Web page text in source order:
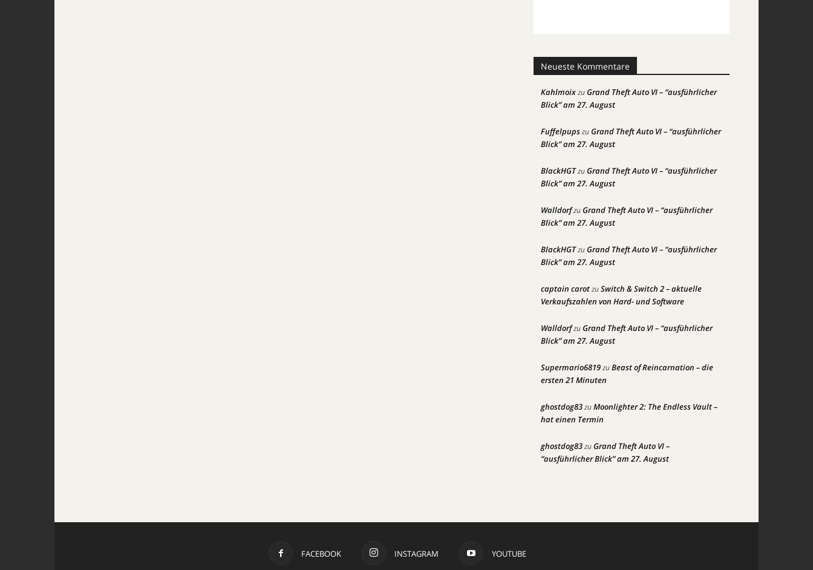
Neueste Kommentare
KahlmoixzuGrand Theft Auto VI – “ausführlicher
Blick” am 27. August
FuffelpupszuGrand Theft Auto VI – “ausführlicher
Blick” am 27. August
BlackHGTzuGrand Theft Auto VI – “ausführlicher
Blick” am 27. August
WalldorfzuGrand Theft Auto VI – “ausführlicher
Blick” am 27. August
BlackHGTzuGrand Theft Auto VI – “ausführlicher
Blick” am 27. August
captain carotzuSwitch & Switch 2 – aktuelle
Verkaufszahlen von Hard- und Software
WalldorfzuGrand Theft Auto VI – “ausführlicher
Blick” am 27. August
Supermario6819zuBeast of Reincarnation – die
ersten 21 Minuten
ghostdog83zuMoonlighter 2: The Endless Vault –
hat einen Termin
ghostdog83zuGrand Theft Auto VI –
“ausführlicher Blick” am 27. August
FACEBOOK INSTAGRAM YOUTUBE